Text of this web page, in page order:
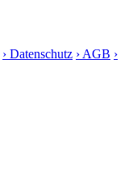
› Datenschutz › AGB ›